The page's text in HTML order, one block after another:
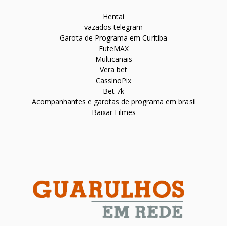
Hentai
vazados telegram
Garota de Programa em Curitiba
FuteMAX
Multicanais
Vera bet
CassinoPix
Bet 7k
Acompanhantes e garotas de programa em brasil
Baixar Filmes